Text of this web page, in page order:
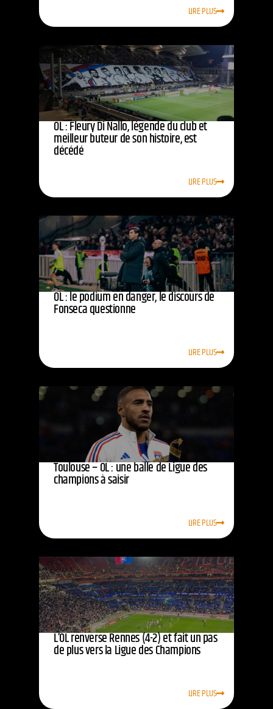
LIRE PLUS
OL : Fleury Di Nallo, légende du club et
meilleur buteur de son histoire, est
décédé
LIRE PLUS
OL : le podium en danger, le discours de
Fonseca questionne
LIRE PLUS
Toulouse – OL : une balle de Ligue des
champions à saisir
LIRE PLUS
L’OL renverse Rennes (4-2) et fait un pas
de plus vers la Ligue des Champions
LIRE PLUS